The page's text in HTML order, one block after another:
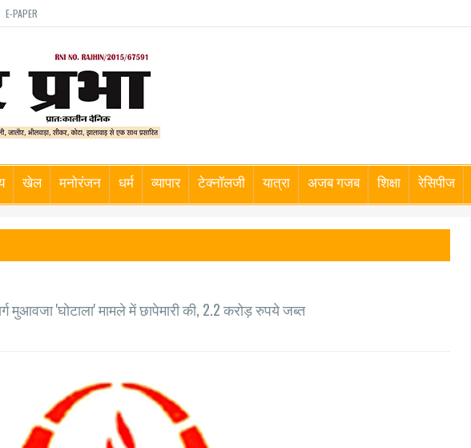
E-PAPER
खेल मनोरंजन धर्म व्यापार टेक्नॉलजी यात्रा अजब गजब शिक्षा रेसिपीज
मुआवजा 'घोटाला' मामले में छापेमारी की, 2.2 करोड़ रुपये जब्त